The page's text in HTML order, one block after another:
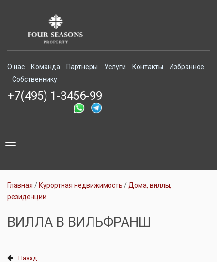
О нас Команда Партнеры Услуги Контакты
Избранное
Собственнику
+7(495) 1-3456-99
Toggle
Главная Курортная недвижимость
Дома, виллы,
резиденции
ВИЛЛА В ВИЛЬФРАНШ
Назад